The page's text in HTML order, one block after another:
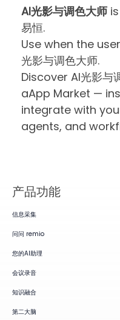
AI光影与调色大师
易恒.
Use when the
光影与调色大师.
Discover AI光影与
aApp Market —
integrate with
agents, and
产品​功能
信息采集
问问 remio
您的AI助理
会议录音
知识融合
第二大脑